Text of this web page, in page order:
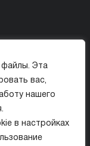
файлы. Эта
вас,
нашего
в настройках
«МИССИС ЛЭ»
С ВРАЧОМ.